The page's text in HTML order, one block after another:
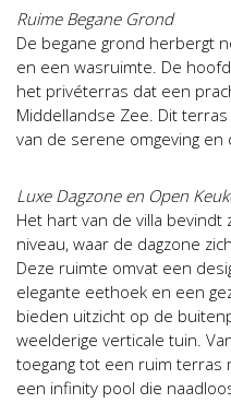
Ruime Begane Grond
De begane grond herbergt
en een wasruimte. De
het privéterras dat een
Middellandse Zee. Dit
van de serene omgeving
Luxe Dagzone en Open
Het hart van de villa
niveau, waar de dagzone
Deze ruimte omvat een
elegante eethoek en een
bieden uitzicht op de
weelderige verticale tuin.
toegang tot een ruim terras
een infinity pool die